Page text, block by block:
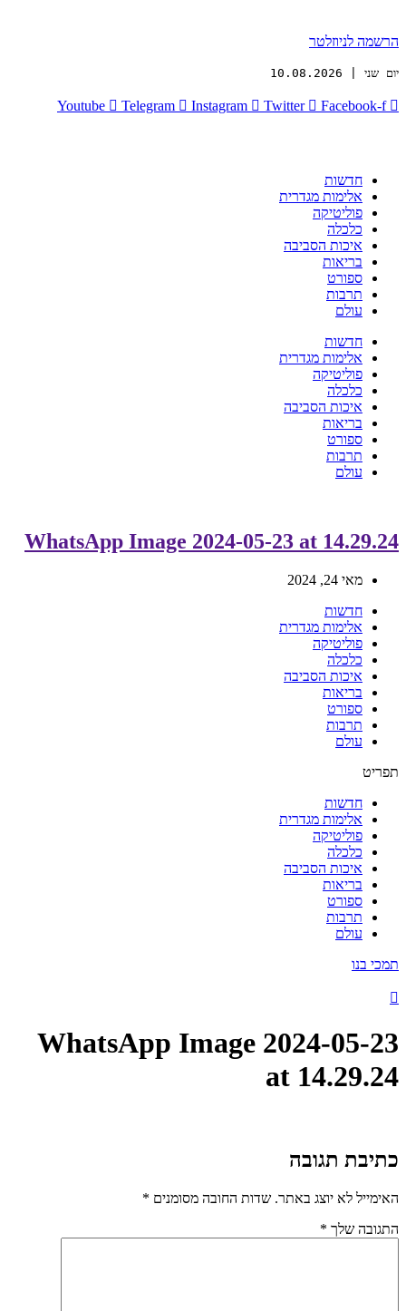
הרשמה לניוזלטר
יום שני | 10.08.2026
Youtube Telegram Instagram Twitter Facebook-f
חדשות
אלימות מגדרית
פוליטיקה
כלכלה
איכות הסביבה
בריאות
ספורט
תרבות
עולם
חדשות
אלימות מגדרית
פוליטיקה
כלכלה
איכות הסביבה
בריאות
ספורט
תרבות
עולם
WhatsApp Image 2024-05-23 at 14.29.24
מאי 24, 2024
חדשות
אלימות מגדרית
פוליטיקה
כלכלה
איכות הסביבה
בריאות
ספורט
תרבות
עולם
תפריט
חדשות
אלימות מגדרית
פוליטיקה
כלכלה
איכות הסביבה
בריאות
ספורט
תרבות
עולם
תמכי בנו
WhatsApp Image 2024-05-23
at 14.29.24
כתיבת תגובה
האימייל לא יוצג באתר. שדות החובה מסומנים *
התגובה שלך *